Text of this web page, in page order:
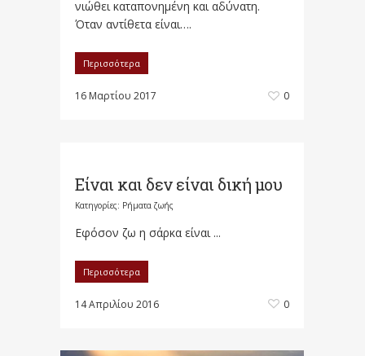
νιώθει καταπονημένη και αδύνατη.
Όταν αντίθετα είναι….
Περισσότερα
16 Μαρτίου 2017 0
Είναι και δεν είναι δική μου
Κατηγορίες: Ρήματα ζωής
Εφόσον ζω η σάρκα είναι ...
Περισσότερα
14 Απριλίου 2016 0